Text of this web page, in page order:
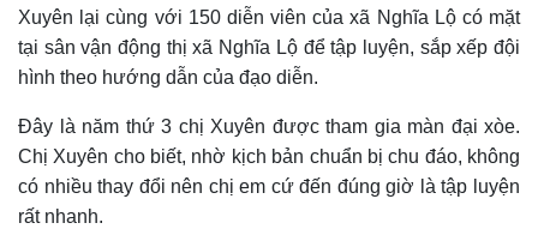
Xuyên lại cùng với 150 diễn viên của xã Nghĩa Lộ có mặt
tại sân vận động thị xã Nghĩa Lộ để tập luyện, sắp xếp đội
hình theo hướng dẫn của đạo diễn.
Đây là năm thứ 3 chị Xuyên được tham gia màn đại xòe.
Chị Xuyên cho biết, nhờ kịch bản chuẩn bị chu đáo, không
có nhiều thay đổi nên chị em cứ đến đúng giờ là tập luyện
rất nhanh.